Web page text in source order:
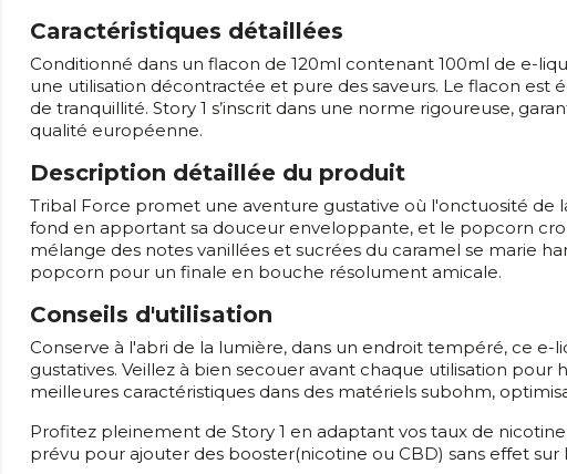
Caractéristiques détaillées
Conditionné dans un flacon de 120ml contenant 100ml de e-
une utilisation décontractée et pure des saveurs. Le flacon est
de tranquillité. Story 1 s’inscrit dans une norme rigoureuse,
qualité européenne.
Description détaillée du produit
Tribal Force promet une aventure gustative où l'onctuosité de
fond en apportant sa douceur enveloppante, et le popcorn
mélange des notes vanillées et sucrées du caramel se marie
popcorn pour un finale en bouche résolument amicale.
Conseils d'utilisation
Conserve à l'abri de la lumière, dans un endroit tempéré, ce e-
gustatives. Veillez à bien secouer avant chaque utilisation
meilleures caractéristiques dans des matériels subohm,
Profitez pleinement de Story 1 en adaptant vos taux de
prévu pour ajouter des booster(nicotine ou CBD) sans effet